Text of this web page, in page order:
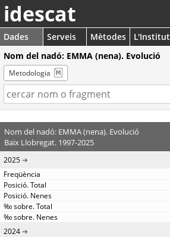
idescat
Dades Serveis Mètodes
L'Institut
Nom del nadó: EMMA (nena). Evolució
Metodologia
Nom del nadó: EMMA (nena). Evolució
Baix Llobregat. 1997-2025
2025
2024